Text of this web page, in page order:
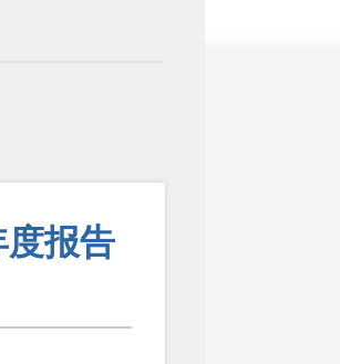
度报告